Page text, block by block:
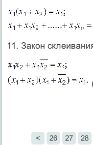
11. Закон
< 26 27 28